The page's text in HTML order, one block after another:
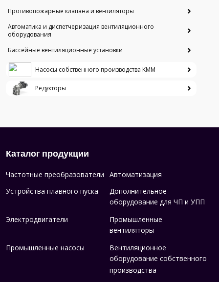
Противопожарные клапана и вентиляторы
Автоматика и диспетчеризация вентиляционного
оборудования
Бассейные вентиляционные установки
Насосы собственного производства KMM
Редукторы
Каталог продукции
Частотные преобразователи
Автоматизация
Устройства плавного пуска
Дополнительное
оборудование для ЧП и УПП
Электродвигатели Промышленные
вентиляторы
Промышленные насосы Вентиляционное
оборудование собственного
производства